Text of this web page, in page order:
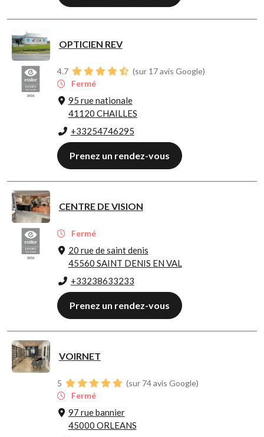
OPTICIEN REV
4.7
(sur 17 avis Google)
Fermé
95 rue nationale
41120 CHAILLES
+33254746295
Prenez un rendez-vous
CENTRE DE VISION
Fermé
20 rue de saint denis
45560 SAINT DENIS EN VAL
+33238633233
Prenez un rendez-vous
VOIRNET
5
(sur 74 avis Google)
Fermé
97 rue bannier
45000 ORLEANS